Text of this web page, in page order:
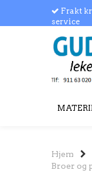
Frakt
service
Hjem
Broer og